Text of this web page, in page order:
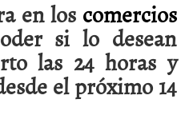
en los comercios
si lo desean
las 24 horas y
el próximo 14